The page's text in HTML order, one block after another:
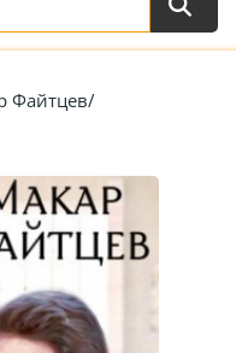
Файтцев/